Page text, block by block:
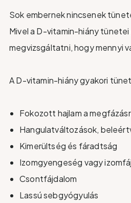
Sok embernek nincsenek
Mivel a D-vitamin-hiány
megvizsgáltatni, hogy mennyi
A D-vitamin-hiány gyakori
Fokozott hajlam a
Hangulatváltozások,
Kimerültség és fáradtság
Izomgyengeség vagy
Csontfájdalom
Lassú sebgyógyulás